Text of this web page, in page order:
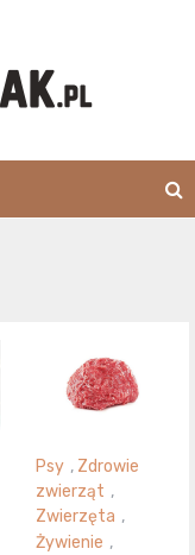
Psy , Zdrowie
zwierząt ,
Zwierzęta ,
Żywienie ,